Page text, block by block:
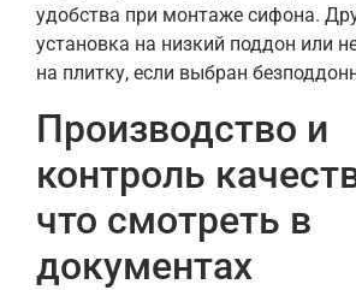
удобства при монтаже сифона.
установка на низкий поддон или
на плитку, если выбран
Производство и
контроль
что смотреть в
документах